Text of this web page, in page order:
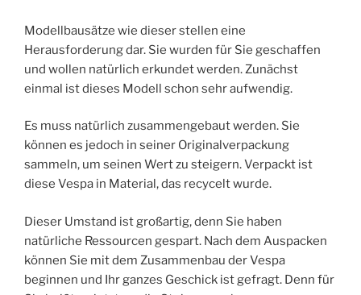
Modellbausätze wie dieser stellen eine
Herausforderung dar. Sie wurden für Sie geschaffen
und wollen natürlich erkundet werden. Zunächst
einmal ist dieses Modell schon sehr aufwendig.
Es muss natürlich zusammengebaut werden. Sie
können es jedoch in seiner Originalverpackung
sammeln, um seinen Wert zu steigern. Verpackt ist
diese Vespa in Material, das recycelt wurde.
Dieser Umstand ist großartig, denn Sie haben
natürliche Ressourcen gespart. Nach dem Auspacken
können Sie mit dem Zusammenbau der Vespa
beginnen und Ihr ganzes Geschick ist gefragt. Denn für